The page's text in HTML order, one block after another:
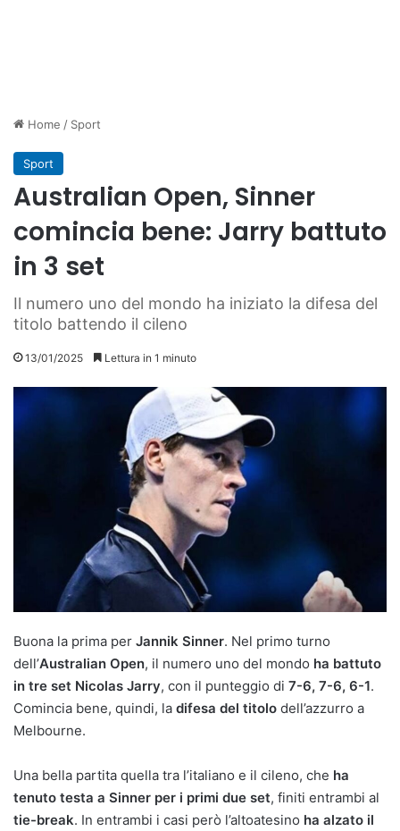
Home / Sport
Sport
Australian Open, Sinner
comincia bene: Jarry battuto
in 3 set
Il numero uno del mondo ha iniziato la difesa del
titolo battendo il cileno
13/01/2025 Lettura in 1 minuto
Buona la prima per Jannik Sinner. Nel primo turno
dell’Australian Open, il numero uno del mondo ha battuto
in tre set Nicolas Jarry, con il punteggio di 7-6, 7-6, 6-1.
Comincia bene, quindi, la difesa del titolo dell’azzurro a
Melbourne.
Una bella partita quella tra l’italiano e il cileno, che ha
tenuto testa a Sinner per i primi due set, finiti entrambi al
tie-break. In entrambi i casi però l’altoatesino ha alzato il